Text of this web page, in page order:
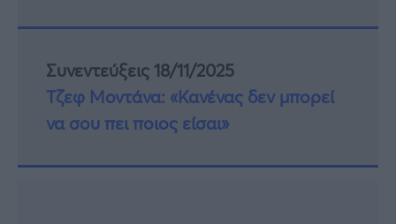
Συνεντεύξεις 18/11/2025
Τζεφ Μοντάνα: «Κανένας δεν μπορεί
να σου πει ποιος είσαι»